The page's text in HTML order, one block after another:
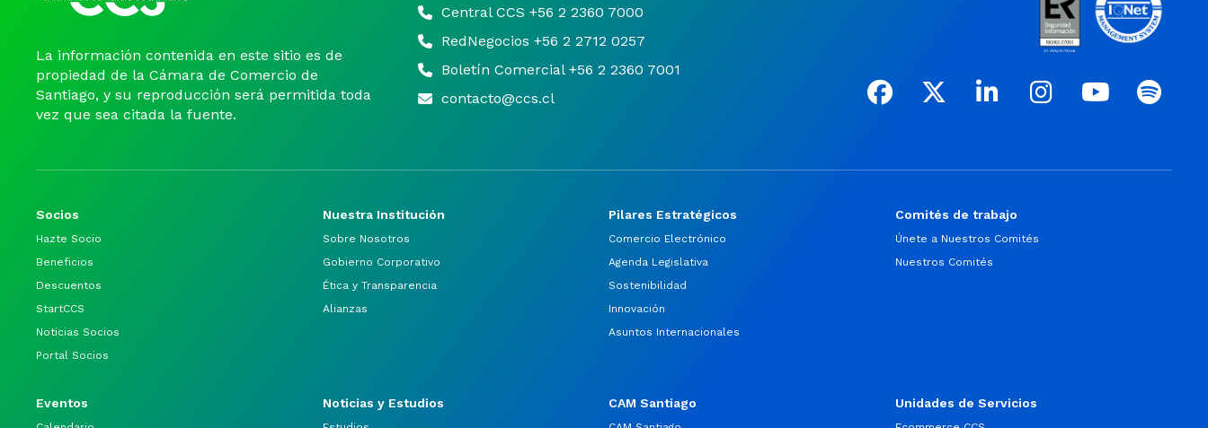
La información contenida en este sitio es de
propiedad de la Cámara de Comercio de
Santiago, y su reproducción será permitida toda
vez que sea citada la fuente.
Central CCS +56 2 2360 7000
RedNegocios +56 2 2712 0257
Boletín Comercial +56 2 2360 7001
contacto@ccs.cl
Socios
Hazte Socio
Beneficios
Descuentos
StartCCS
Noticias Socios
Portal Socios
Nuestra Institución
Sobre Nosotros
Gobierno Corporativo
Ética y Transparencia
Alianzas
Pilares Estratégicos
Comercio Electrónico
Agenda Legislativa
Sostenibilidad
Innovación
Asuntos Internacionales
Comités de trabajo
Únete a Nuestros Comités
Nuestros Comités
Eventos Noticias y Estudios CAM Santiago Unidades de Servicios